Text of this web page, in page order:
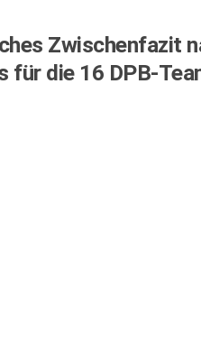
Zwischenfazit
für die 16 DPB-